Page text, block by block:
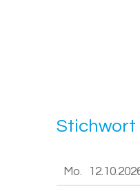
Stich­wort
Mo. 12.10.